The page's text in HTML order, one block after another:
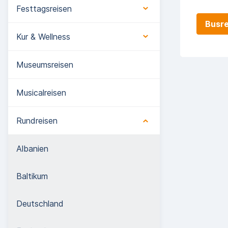
Festtagsreisen
Kur & Wellness
Museumsreisen
Musicalreisen
Rundreisen
Albanien
Baltikum
Deutschland